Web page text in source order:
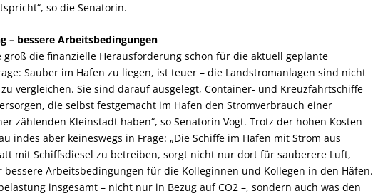
so die Senatorin.
– bessere Arbeitsbedingungen
groß die finanzielle Herausforderung schon für die aktuell geplante
Sauber im Hafen zu liegen, ist teuer – die Landstromanlagen sind nicht
vergleichen. Sie sind darauf ausgelegt, Container- und Kreuzfahrtschiffe
die selbst festgemacht im Hafen den Stromverbrauch einer
zählenden Kleinstadt haben“, so Senatorin Vogt. Trotz der hohen Kosten
indes aber keineswegs in Frage: „Die Schiffe im Hafen mit Strom aus
mit Schiffsdiesel zu betreiben, sorgt nicht nur dort für sauberere Luft,
Arbeitsbedingungen für die Kolleginnen und Kollegen in den Häfen.
insgesamt – nicht nur in Bezug auf CO2 –, sondern auch was den